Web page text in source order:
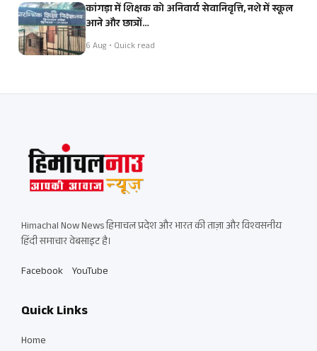
कांगड़ा में शिक्षक को अनिवार्य सेवानिवृत्ति, नशे में स्कूल
आने और छात्रों…
6 Aug • Quick read
Himachal Now News हिमाचल प्रदेश और भारत की ताज़ा और विश्वसनीय
हिंदी समाचार वेबसाइट है।
Facebook YouTube
Quick Links
Home